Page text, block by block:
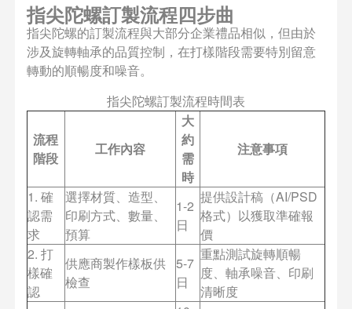
指尖陀螺訂製流程四步曲
指尖陀螺的訂製流程與大部分企業禮品相似，但由於
涉及旋轉軸承的品質控制，在打樣階段需要特別留意
轉動的順暢度和噪音。
指尖陀螺訂製流程時間表
流程
階段
工作內容
大
約
需
時
注意事項
1. 確
認需
求
選擇材質、造型、
印刷方式、數量、
預算
1-2
日
提供設計稿（AI/PSD
格式）以獲取準確報
價
2. 打
樣確
認
供應商製作樣板供
檢查
5-7
日
重點測試旋轉順暢
度、軸承噪音、印刷
清晰度